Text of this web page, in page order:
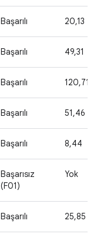
Başarılı 20,13
Başarılı 49,31
Başarılı 120,71
Başarılı 51,46
Başarılı 8,44
Başarısız
(F01)
Yok
Başarılı 25,85